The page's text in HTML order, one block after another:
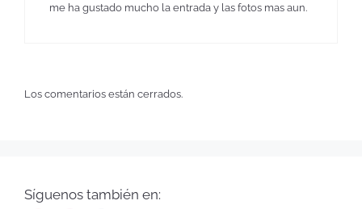
me ha gustado mucho la entrada y las fotos mas aun.
Los comentarios están cerrados.
Síguenos también en: